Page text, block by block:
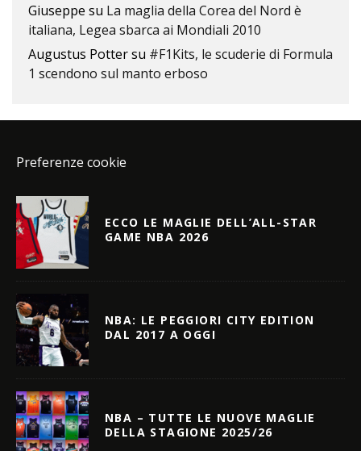
Giuseppe su La maglia della Corea del Nord è
italiana, Legea sbarca ai Mondiali 2010
Augustus Pottersu #F1Kits, le scuderie di Formula
1 scendono sul manto erboso
Preferenze cookie
ECCO LE MAGLIE DELL’ALL-STAR
GAME NBA 2026
NBA: LE PEGGIORI CITY EDITION
DAL 2017 A OGGI
NBA – TUTTE LE NUOVE MAGLIE
DELLA STAGIONE 2025/26